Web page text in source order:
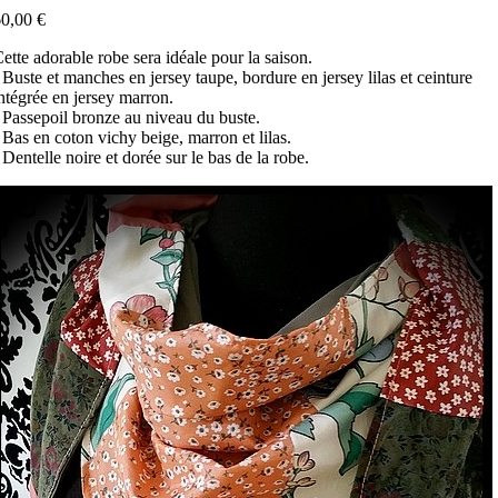
€
adorable robe sera idéale pour la saison.
et manches en jersey taupe, bordure en jersey lilas et ceinture
en jersey marron.
bronze au niveau du buste.
en coton vichy beige, marron et lilas.
noire et dorée sur le bas de la robe.